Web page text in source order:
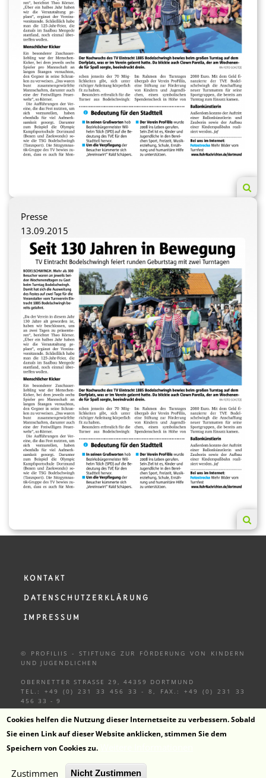
Presse
13.09.2015
KONTAKT
DATENSCHUTZERKLÄRUNG
IMPRESSUM
© PROFILIIS - STIFTUNG ZUR FÖRDERUNG VON KINDERN
UND JUGENDLICHEN
OBERNETTER STRASSE 29, 44359 DORTMUND
TEL.: +49 (0) 231 33 456 33 - 8, FAX.: +49 (0) 231 33
456 33 - 9
Cookies helfen die Nutzung dieser Internetseite zu verbessern. Sobald
Sie einen Link auf dieser Website anklicken, stimmen Sie dem
Speichern von Cookies zu.
Zustimmen Nicht Zustimmen